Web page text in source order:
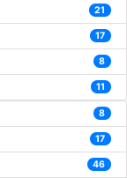
21
17
8
11
8
17
46